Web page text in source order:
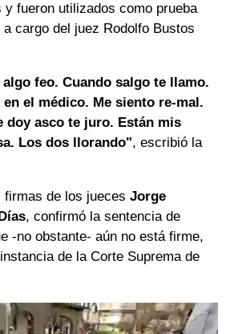
y fueron utilizados como prueba
cargo del juez Rodolfo Bustos
algo feo. Cuando salgo te llamo.
el médico. Me siento re-mal.
doy asco te juro. Están mis
Los dos llorando", escribió la
firmas de los jueces Jorge
, confirmó la sentencia de
-no obstante- aún no está firme,
de la Corte Suprema de